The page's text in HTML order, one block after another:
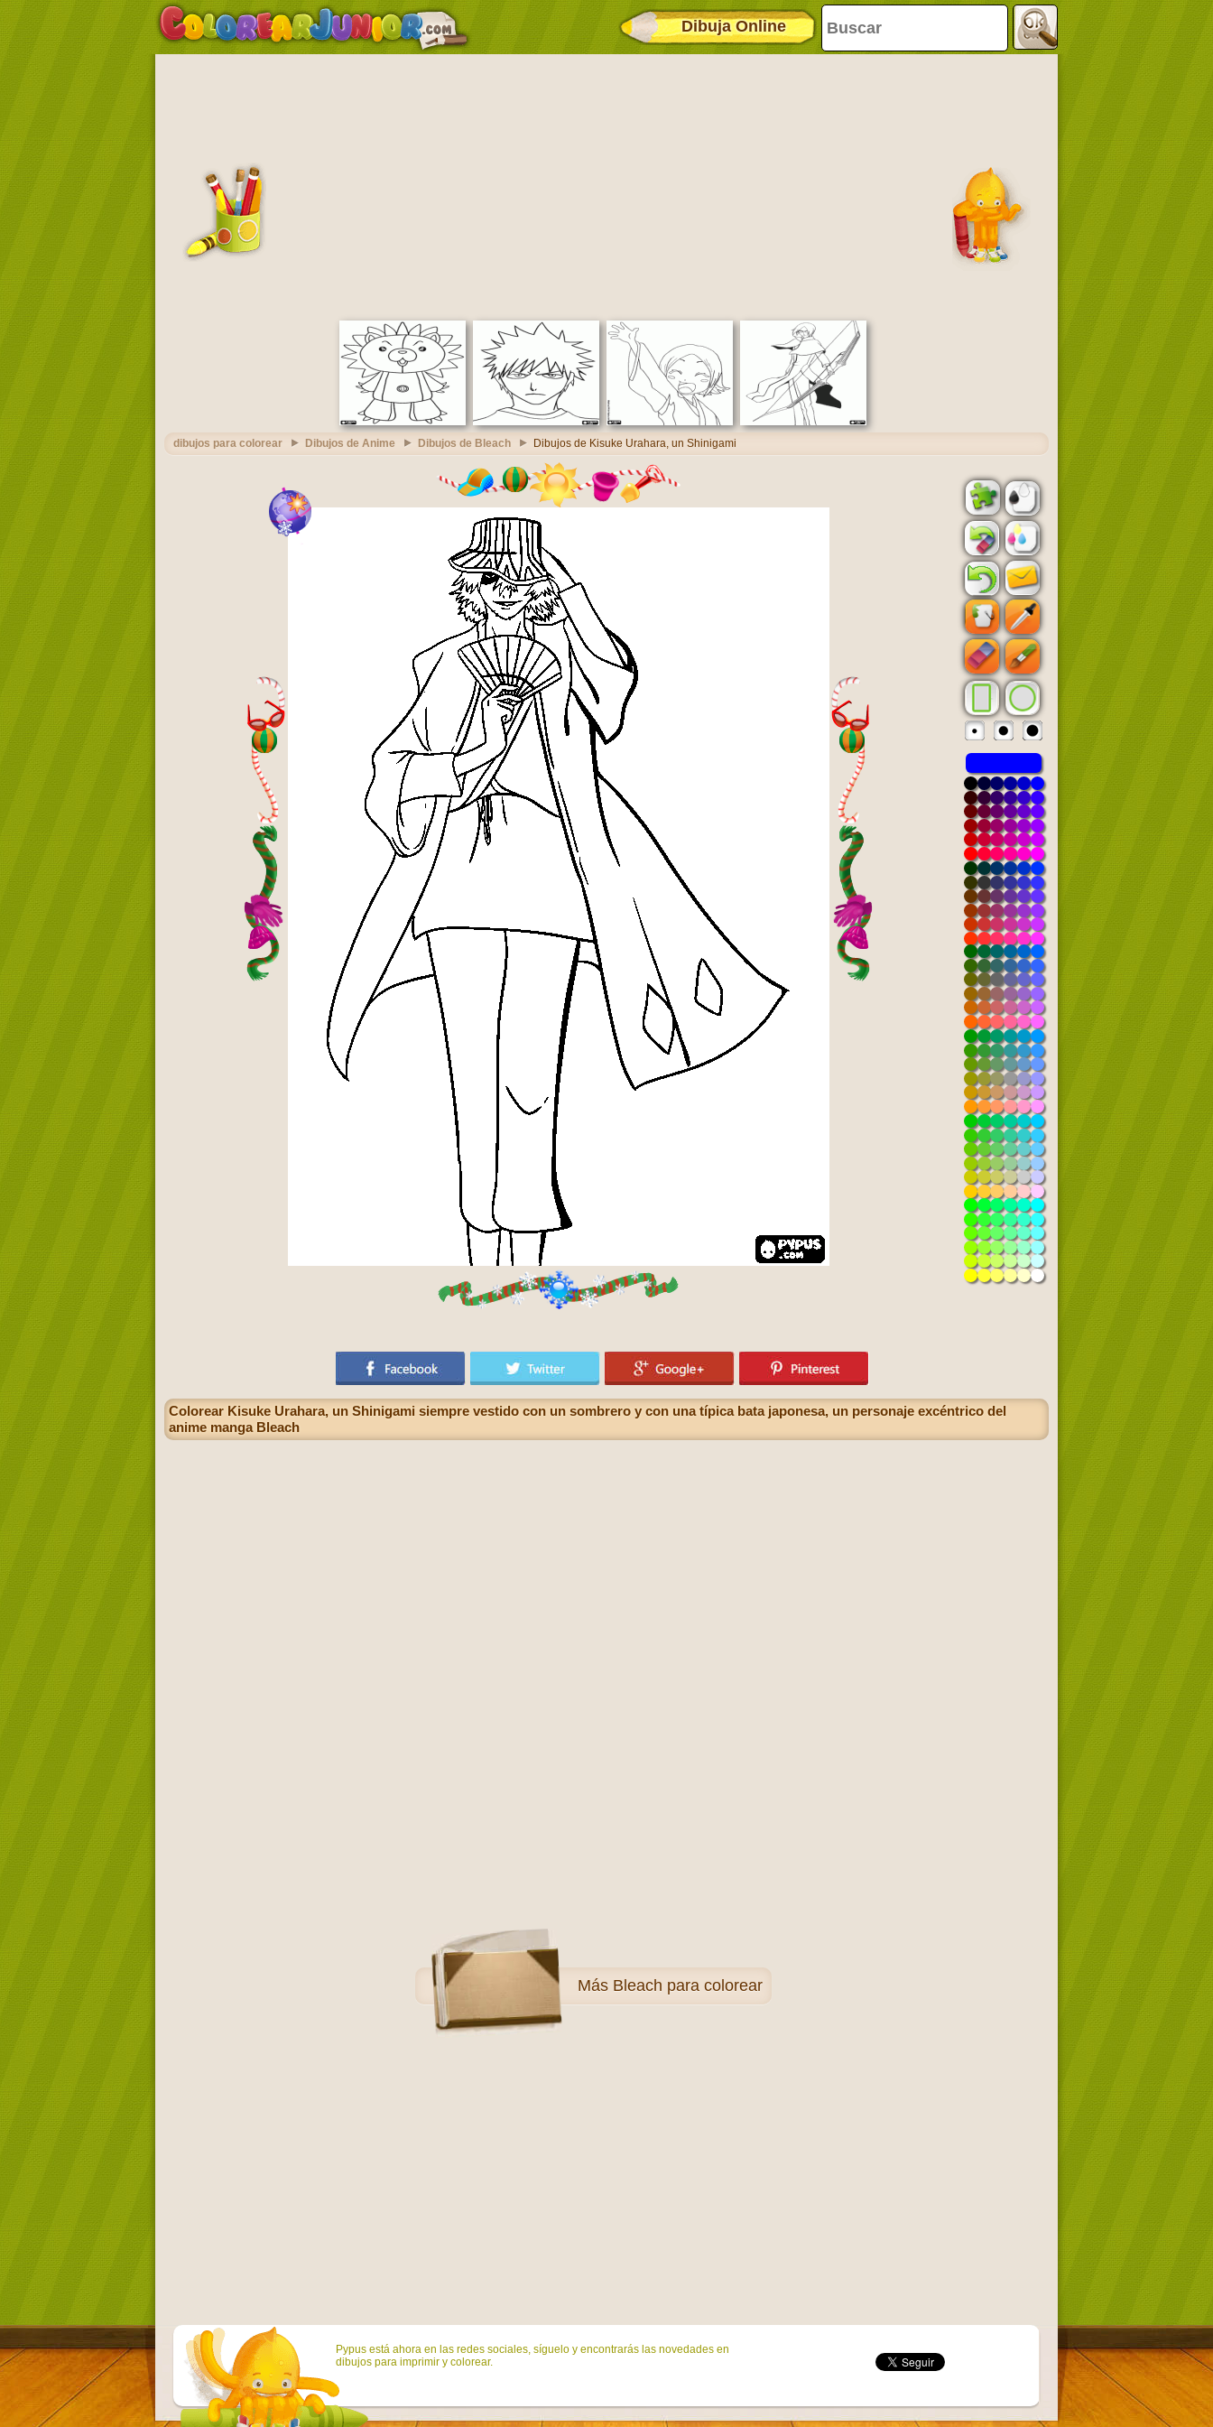
Dibuja Online
dibujos para colorear Dibujos de Anime Dibujos de Bleach Dibujos de Kisuke Urahara, un Shinigami
Colorear Kisuke Urahara, un Shinigami siempre vestido con un sombrero y con una típica bata japonesa, un personaje excéntrico del
anime manga Bleach
Más Bleach para colorear
Pypus está ahora en las redes sociales, síguelo y encontrarás las novedades en
dibujos para imprimir y colorear.